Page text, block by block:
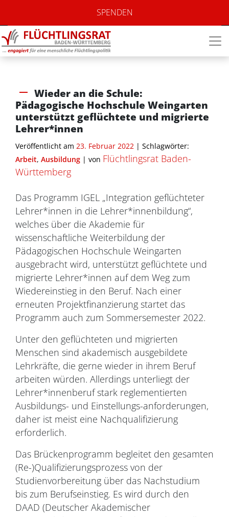
SPENDEN
Wieder an die Schule:
Pädagogische Hochschule Weingarten
unterstützt geflüchtete und migrierte
Lehrer*innen
Veröffentlicht am 23. Februar 2022 | Schlagwörter:
Arbeit, Ausbildung | von Flüchtlingsrat Baden-
Württemberg
Das Programm IGEL „Integration geflüchteter
Lehrer*innen in die Lehrer*innenbildung“,
welches über die Akademie für
wissenschaftliche Weiterbildung der
Pädagogischen Hochschule Weingarten
ausgebracht wird, unterstützt geflüchtete und
migrierte Lehrer*innen auf dem Weg zum
Wiedereinstieg in den Beruf. Nach einer
erneuten Projektfinanzierung startet das
Programm auch zum Sommersemester 2022.
Unter den geflüchteten und migrierten
Menschen sind akademisch ausgebildete
Lehrkräfte, die gerne wieder in ihrem Beruf
arbeiten würden. Allerdings unterliegt der
Lehrer*innenberuf stark reglementierten
Ausbildungs- und Einstellungs-anforderungen,
daher ist meist eine Nachqualifizierung
erforderlich.
Das Brückenprogramm begleitet den gesamten
(Re-)Qualifizierungsprozess von der
Studienvorbereitung über das Nachstudium
bis zum Berufseinstieg. Es wird durch den
DAAD (Deutscher Akademischer